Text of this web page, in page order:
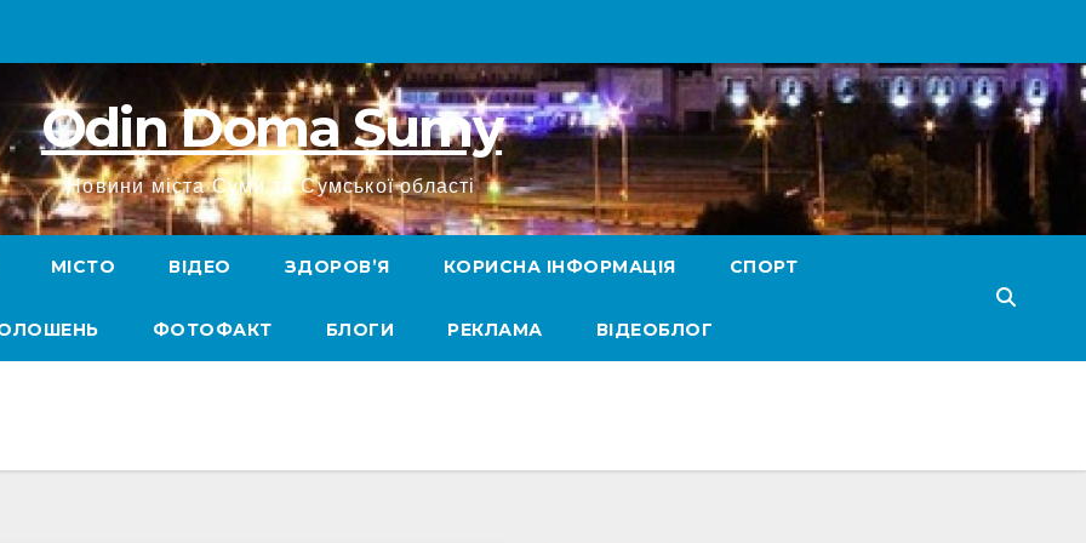
Odin Doma Sumy
Новини міста Суми та Сумської області
МІСТО ВІДЕО ЗДОРОВ’Я КОРИСНА ІНФОРМАЦІЯ СПОРТ
ФОТОФАКТ БЛОГИ РЕКЛАМА ВІДЕОБЛОГ